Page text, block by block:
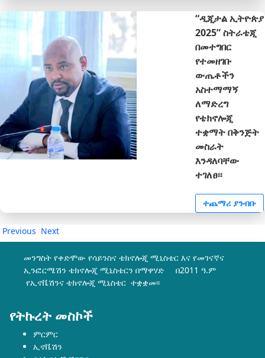
“ዲጂታል ኢትዮጵያ
2025” ስትራቴጂ
በመተግበር
የተመዘገቡ
ውጤቶችን
አስተማማኝ
ለማድረግ
የቴክኖሎጂ
ተቋማት በቅንጅት
መስራት
እንዳለባቸው
ተገለፀ፡፡
ተጨማሪ ያንብቡ
Previous Next
መንግስት የቀድሞው የሳይንስና ቴክኖሎጂ ሚኒስቴር እና የመገናኛና
ኢንፎርሜሽን ቴክኖሎጂ ሚኒስቴርን በማዋሃድ በ2011 ዓ.ም
የኢኖቬሽንና ቴክኖሎጂ ሚኒስቴር ተቋቋመ፡፡
የትኩረት መስኮች
ምርምር
ኢኖቬሽን